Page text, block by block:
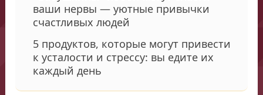
ваши нервы — уютные привычки
счастливых людей
5 продуктов, которые могут привести
к усталости и стрессу: вы едите их
каждый день